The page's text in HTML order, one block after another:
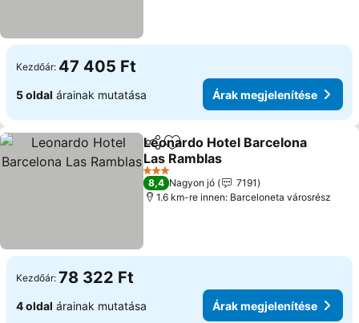
Kezdőár: 47 405 Ft
5 oldal árainak mutatása Árak megjelenítése
Megosztás
Hozzáadás a kedvencekhez
Leonardo Hotel Barcelona
Las Ramblas
Árak megjelenítése
3 Kategória
8,4 Nagyon jó
7191
1.6 km-re innen: Barceloneta városrész
Kezdőár: 78 322 Ft
4 oldal árainak mutatása Árak megjelenítése